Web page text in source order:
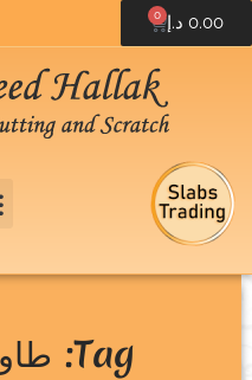
0.00 د.إ 0
Tag: طاولة كونسول